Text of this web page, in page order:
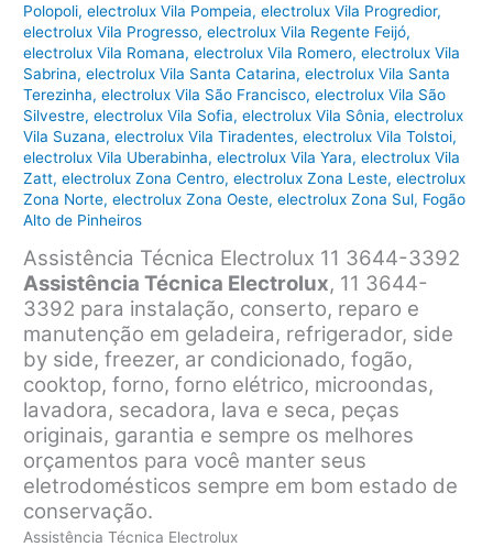
Polopoli,electrolux Vila Pompeia,electrolux Vila Progredior,
electrolux Vila Progresso,electrolux Vila Regente Feijó,
electrolux Vila Romana,electrolux Vila Romero,electrolux Vila
Sabrina,electrolux Vila Santa Catarina,electrolux Vila Santa
Terezinha,electrolux Vila São Francisco,electrolux Vila São
Silvestre,electrolux Vila Sofia,electrolux Vila Sônia,electrolux
Vila Suzana,electrolux Vila Tiradentes,electrolux Vila Tolstoi,
electrolux Vila Uberabinha,electrolux Vila Yara,electrolux Vila
Zatt,electrolux Zona Centro,electrolux Zona Leste,electrolux
Zona Norte,electrolux Zona Oeste,electrolux Zona Sul, Fogão
Alto de Pinheiros
Assistência Técnica Electrolux 11 3644-3392
Assistência Técnica Electrolux, 11 3644-
3392 para instalação, conserto, reparo e
manutenção em geladeira, refrigerador, side
by side, freezer, ar condicionado, fogão,
cooktop, forno, forno elétrico, microondas,
lavadora, secadora, lava e seca, peças
originais, garantia e sempre os melhores
orçamentos para você manter seus
eletrodomésticos sempre em bom estado de
conservação.
Assistência Técnica Electrolux